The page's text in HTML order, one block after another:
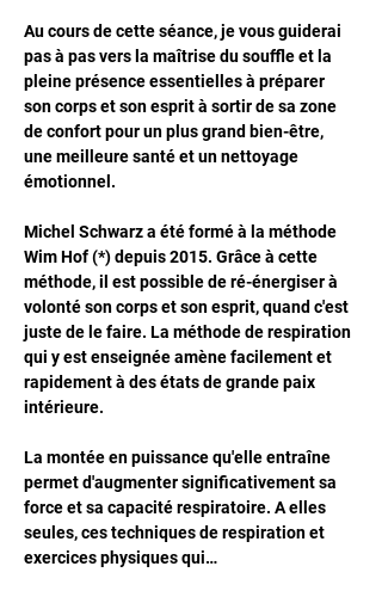
Au cours de cette séance, je vous guiderai
pas à pas vers la maîtrise du souffle et la
pleine présence essentielles à préparer
son corps et son esprit à sortir de sa zone
de confort pour un plus grand bien-être,
une meilleure santé et un nettoyage
émotionnel.
Michel Schwarz a été formé à la méthode
Wim Hof (*) depuis 2015. Grâce à cette
méthode, il est possible de ré-énergiser à
volonté son corps et son esprit, quand c'est
juste de le faire. La méthode de respiration
qui y est enseignée amène facilement et
rapidement à des états de grande paix
intérieure.
La montée en puissance qu'elle entraîne
permet d'augmenter significativement sa
force et sa capacité respiratoire. A elles
seules, ces techniques de respiration et
exercices physiques qui…